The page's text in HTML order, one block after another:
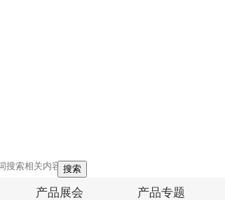
搜索
产品展会 产品专题